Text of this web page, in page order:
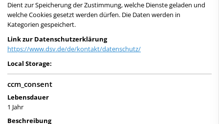
Dient zur Speicherung der Zustimmung, welche Dienste geladen und
welche Cookies gesetzt werden dürfen. Die Daten werden in
Kategorien gespeichert.
Link zur Datenschutzerklärung
https://www.dsv.de/de/kontakt/datenschutz/
Local Storage:
ccm_consent
Lebensdauer
1 Jahr
Beschreibung